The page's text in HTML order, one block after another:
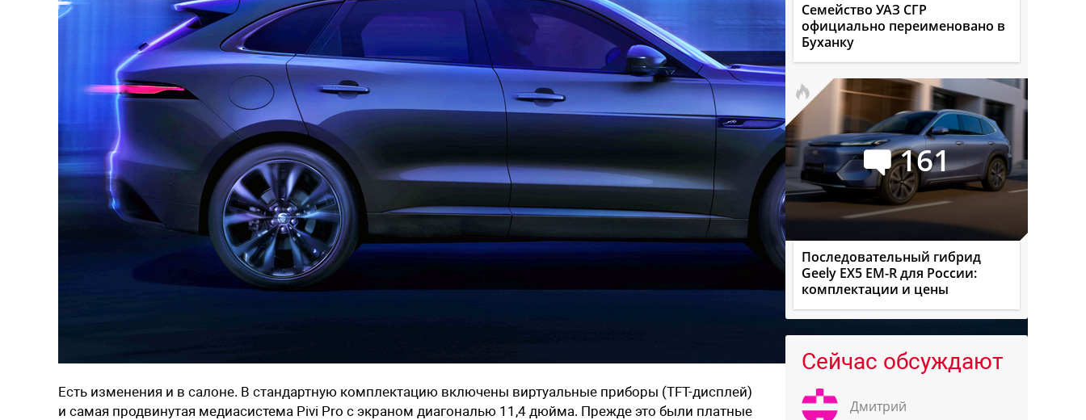
Есть изменения и в салоне. В стандартную комплектацию включены виртуальные приборы (TFT-дисплей)
и самая продвинутая медиасистема Pivi Pro с экраном диагональю 11,4 дюйма. Прежде это были платные
Семейство УАЗ СГР
официально переименовано в
Буханку
161
Последовательный гибрид
Geely EX5 EM-R для России:
комплектации и цены
Сейчас обсуждают
Дмитрий